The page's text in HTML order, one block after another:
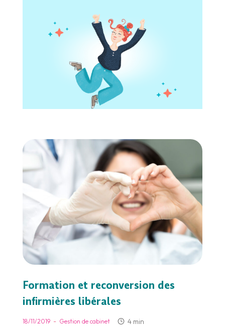
Formation et reconversion des
infirmières libérales
18/11/2019 - Gestion de cabinet 4 min